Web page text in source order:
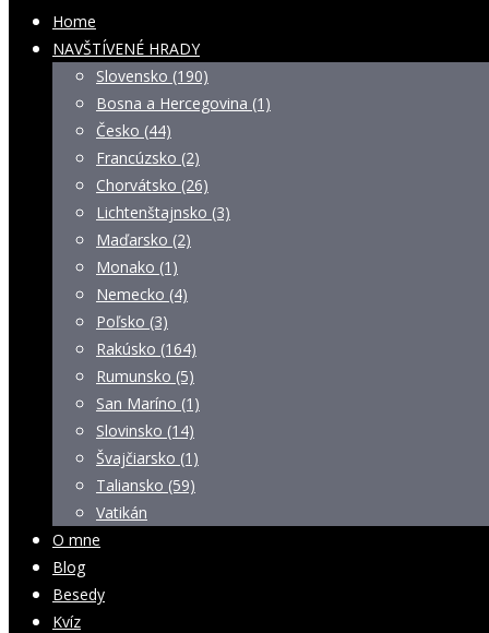
Home
NAVŠTÍVENÉ HRADY
Slovensko (190)
Bosna a Hercegovina (1)
Česko (44)
Francúzsko (2)
Chorvátsko (26)
Lichtenštajnsko (3)
Maďarsko (2)
Monako (1)
Nemecko (4)
Poľsko (3)
Rakúsko (164)
Rumunsko (5)
San Maríno (1)
Slovinsko (14)
Švajčiarsko (1)
Taliansko (59)
Vatikán
O mne
Blog
Besedy
Kvíz